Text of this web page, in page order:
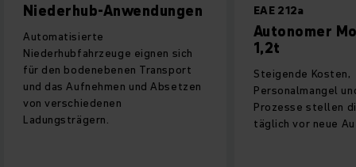
eignen sich
Transport
und Absetzen
EAE 212a
Autonomer Mobile Robot
1,2t
Steigende Kosten,
Personalmangel und dynamische
Prozesse stellen die Intralogistik
täglich vor neue Aufgaben.